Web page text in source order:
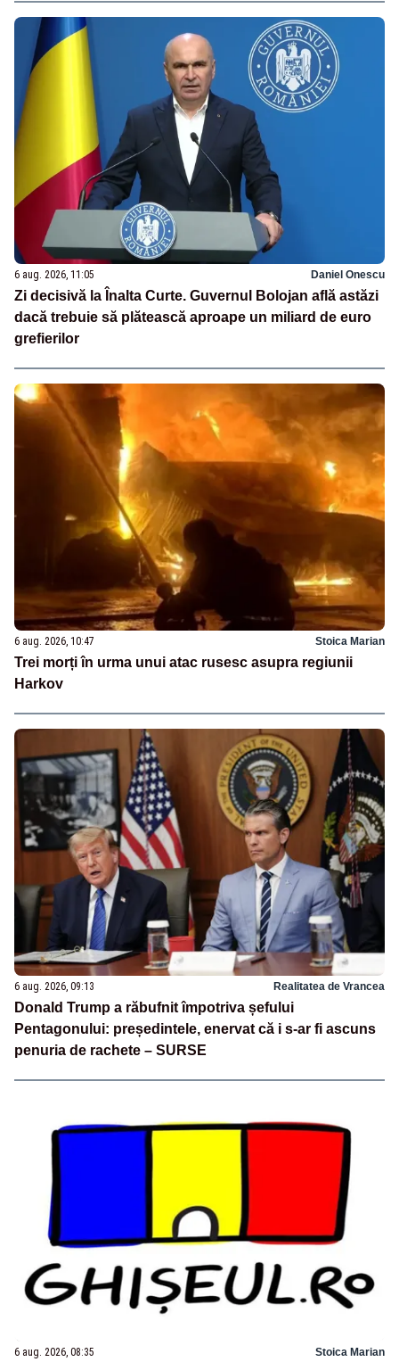
6 aug. 2026, 11:05 Daniel Onescu
Zi decisivă la Înalta Curte. Guvernul Bolojan află astăzi
dacă trebuie să plătească aproape un miliard de euro
grefierilor
6 aug. 2026, 10:47 Stoica Marian
Trei morți în urma unui atac rusesc asupra regiunii
Harkov
6 aug. 2026, 09:13 Realitatea de Vrancea
Donald Trump a răbufnit împotriva șefului
Pentagonului: președintele, enervat că i s-ar fi ascuns
penuria de rachete – SURSE
6 aug. 2026, 08:35 Stoica Marian